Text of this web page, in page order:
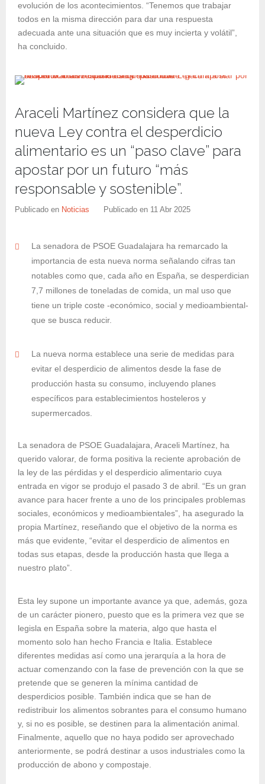
evolución de los acontecimientos. “Tenemos que trabajar
todos en la misma dirección para dar una respuesta
adecuada ante una situación que es muy incierta y volátil”,
ha concluido.
Araceli Martínez considera que la
nueva Ley contra el desperdicio
alimentario es un “paso clave” para
apostar por un futuro “más
responsable y sostenible”.
Publicado en Noticias Publicado en 11 Abr 2025
La senadora de PSOE Guadalajara ha remarcado la
importancia de esta nueva norma señalando cifras tan
notables como que, cada año en España, se desperdician
7,7 millones de toneladas de comida, un mal uso que
tiene un triple coste -económico, social y medioambiental-
que se busca reducir.
La nueva norma establece una serie de medidas para
evitar el desperdicio de alimentos desde la fase de
producción hasta su consumo, incluyendo planes
específicos para establecimientos hosteleros y
supermercados.
La senadora de PSOE Guadalajara, Araceli Martínez, ha
querido valorar, de forma positiva la reciente aprobación de
la ley de las pérdidas y el desperdicio alimentario cuya
entrada en vigor se produjo el pasado 3 de abril. “Es un gran
avance para hacer frente a uno de los principales problemas
sociales, económicos y medioambientales”, ha asegurado la
propia Martínez, reseñando que el objetivo de la norma es
más que evidente, “evitar el desperdicio de alimentos en
todas sus etapas, desde la producción hasta que llega a
nuestro plato”.
Esta ley supone un importante avance ya que, además, goza
de un carácter pionero, puesto que es la primera vez que se
legisla en España sobre la materia, algo que hasta el
momento solo han hecho Francia e Italia. Establece
diferentes medidas así como una jerarquía a la hora de
actuar comenzando con la fase de prevención con la que se
pretende que se generen la mínima cantidad de
desperdicios posible. También indica que se han de
redistribuir los alimentos sobrantes para el consumo humano
y, si no es posible, se destinen para la alimentación animal.
Finalmente, aquello que no haya podido ser aprovechado
anteriormente, se podrá destinar a usos industriales como la
producción de abono y compostaje.